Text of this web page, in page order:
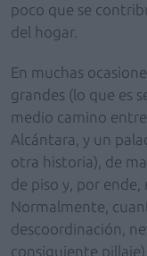
poco que se
del hogar.
En muchas
grandes (lo que es
medio camino
Alcántara, y un
otra historia), de
de piso y, por ende,
Normalmente,
descoordinación,
consiguiente